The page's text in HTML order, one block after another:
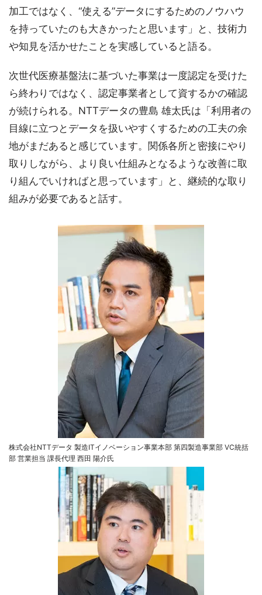
加工ではなく、“使える”データにするためのノウハウ
を持っていたのも大きかったと思います」と、技術力
や知見を活かせたことを実感していると語る。
次世代医療基盤法に基づいた事業は一度認定を受けた
ら終わりではなく、認定事業者として資するかの確認
が続けられる。NTTデータの豊島 雄太氏は「利用者の
目線に立つとデータを扱いやすくするための工夫の余
地がまだあると感じています。関係各所と密接にやり
取りしながら、より良い仕組みとなるような改善に取
り組んでいければと思っています」と、継続的な取り
組みが必要であると話す。
株式会社NTTデータ 製造ITイノベーション事業本部 第四製造事業部 VC統括
部 営業担当 課長代理 西田 陽介氏